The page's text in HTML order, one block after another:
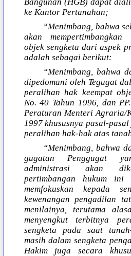
ke Kantor Pertanahan;
“Menimbang, bahwa
akan mempertimbangkan
objek sengketa dari aspek
adalah sebagai berikut:
“Menimbang, bahwa
dipedomani oleh Tegugat
peralihan hak keempat
No. 40 Tahun 1996, dan
Peraturan Menteri Agraria/
1997 khususnya pasal-
peralihan hak-hak atas
“Menimbang, bahwa
gugatan Penggugat
administrasi akan
pertimbangan hukum ini
memfokuskan kepada
kewenangan pengadilan
menilainya, terutama
menyengkut terbitnya
sengketa pada saat
masih dalam sengketa
Hakim juga secara